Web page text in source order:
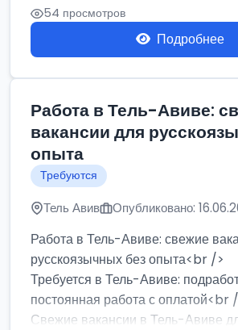
требу...
54 просмотров
Подробнее
Работа в Тель-Авиве:
вакансии для
опыта
Требуются
Тель Авив Опубликовано:
Работа в Тель-Авиве: свежие
русскоязычных без опыта<br />
Требуется в Тель-Авиве:
постоянная работа с оплатой<br
Свежие вакансии в Тель-Авиве